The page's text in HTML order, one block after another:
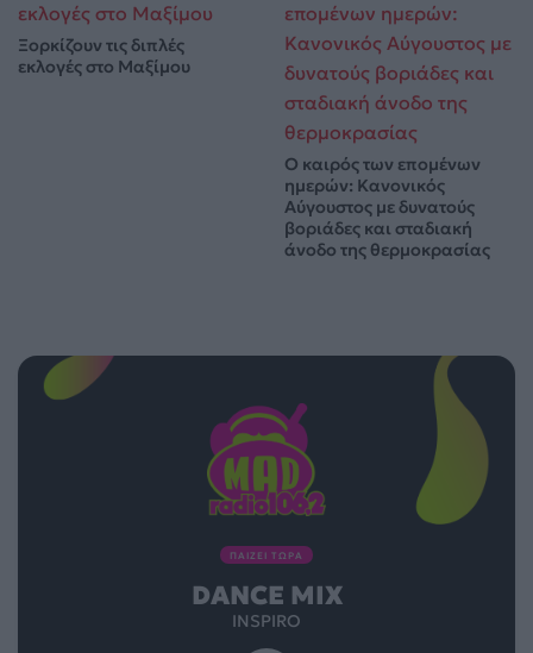
Ξορκίζουν τις διπλές
εκλογές στο Μαξίμου
Ο καιρός των επομένων
ημερών: Κανονικός
Αύγουστος με δυνατούς
βοριάδες και σταδιακή
άνοδο της θερμοκρασίας
ΠΑΙΖΕΙ ΤΩΡΑ
DANCE MIX
INSPIRO